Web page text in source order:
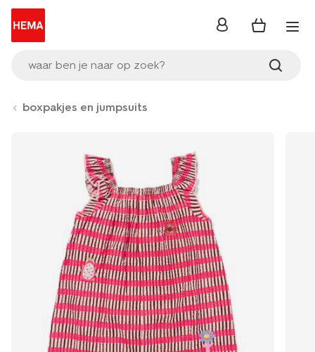
waar ben je naar op zoek?
inloggen
boxpakjes en jumpsuits